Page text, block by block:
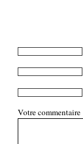
Votre commentaire